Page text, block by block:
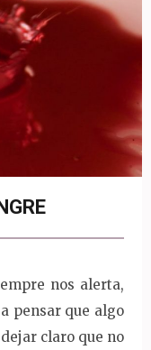
nos alerta,
pensar que algo
claro que no